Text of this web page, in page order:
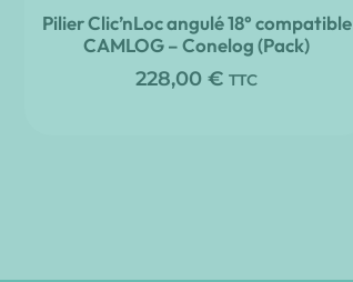
Pilier Clic’nLoc angulé 18° compatible
CAMLOG – Conelog (Pack)
228,00 € TTC